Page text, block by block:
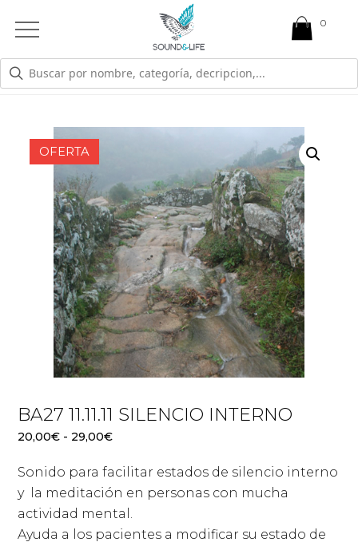
Open
Menu
TIENDA
OFERTA
BA27 11.11.11 SILENCIO INTERNO
20,00€ - 29,00€Rango
precios:
desde
20,00€
hasta
Sonido para facilitar estados de silencio interno
y la meditación en personas con mucha
actividad mental.
Ayuda a los pacientes a modificar su estado de
0